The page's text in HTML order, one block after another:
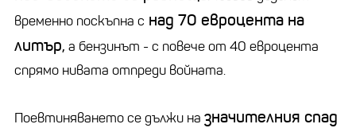
временно поскъпна с над 70 евроцента на
литър, а бензинът - с повече от 40 евроцента
спрямо нивата отпреди войната.
Поевтиняването се дължи на значителния спад